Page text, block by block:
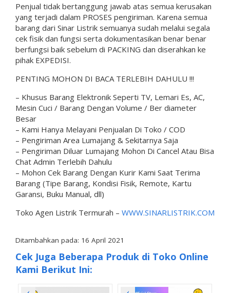
Penjual tidak bertanggung jawab atas semua kerusakan
yang terjadi dalam PROSES pengiriman. Karena semua
barang dari Sinar Listrik semuanya sudah melalui segala
cek fisik dan fungsi serta dokumentasikan benar benar
berfungsi baik sebelum di PACKING dan diserahkan ke
pihak EXPEDISI.
PENTING MOHON DI BACA TERLEBIH DAHULU !!!
– Khusus Barang Elektronik Seperti TV, Lemari Es, AC,
Mesin Cuci / Barang Dengan Volume / Ber diameter
Besar
– Kami Hanya Melayani Penjualan Di Toko / COD
– Pengiriman Area Lumajang & Sekitarnya Saja
– Pengiriman Diluar Lumajang Mohon Di Cancel Atau Bisa
Chat Admin Terlebih Dahulu
– Mohon Cek Barang Dengan Kurir Kami Saat Terima
Barang (Tipe Barang, Kondisi Fisik, Remote, Kartu
Garansi, Buku Manual, dll)
Toko Agen Listrik Termurah – WWW.SINARLISTRIK.COM
Ditambahkan pada: 16 April 2021
Cek Juga Beberapa Produk di Toko Online
Kami Berikut Ini: